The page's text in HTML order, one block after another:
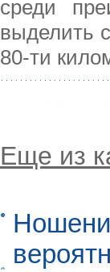
среди
выделить
80-ти
Еще из